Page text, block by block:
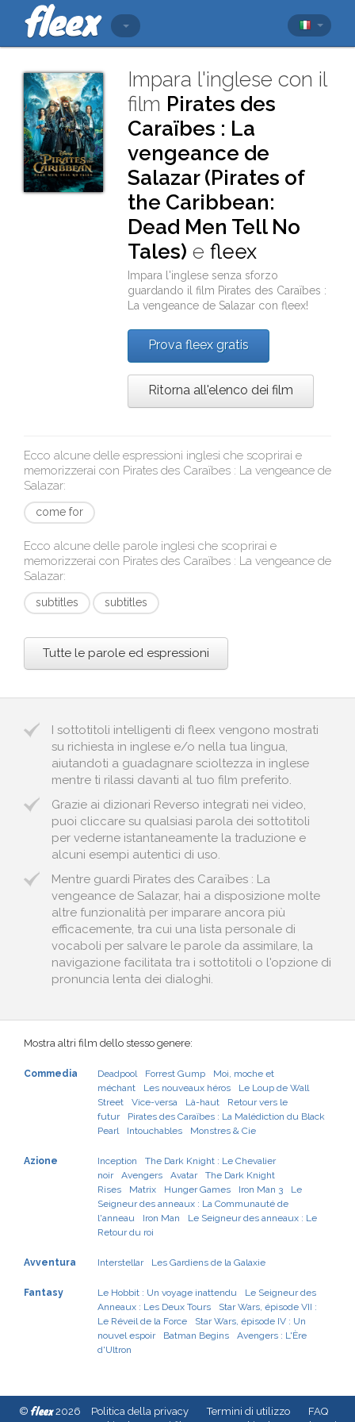
Impara l'inglese con il
film Pirates des
Caraïbes : La
vengeance de
Salazar (Pirates of
the Caribbean:
Dead Men Tell No
Tales) efleex
Impara l'inglese senza sforzo
guardando il film Pirates des Caraïbes :
La vengeance de Salazar confleex!
Prova fleex gratis
Ritorna all'elenco dei film
Ecco alcune delle espressioni inglesi che scoprirai e
memorizzerai con Pirates des Caraïbes : La vengeance de
Salazar:
come for
Ecco alcune delle parole inglesi che scoprirai e
memorizzerai con Pirates des Caraïbes : La vengeance de
Salazar:
subtitles subtitles
Tutte le parole ed espressioni
I sottotitoli intelligenti di fleex vengono mostrati
su richiesta in inglese e/o nella tua lingua,
aiutandoti a guadagnare scioltezza in inglese
mentre ti rilassi davanti al tuo film preferito.
Grazie ai dizionari Reverso integrati nei video,
puoi cliccare su qualsiasi parola dei sottotitoli
per vederne istantaneamente la traduzione e
alcuni esempi autentici di uso.
Mentre guardi Pirates des Caraïbes : La
vengeance de Salazar, hai a disposizione molte
altre funzionalità per imparare ancora più
efficacemente, tra cui una lista personale di
vocaboli per salvare le parole da assimilare, la
navigazione facilitata tra i sottotitoli o l'opzione di
pronuncia lenta dei dialoghi.
Mostra altri film dello stesso genere:
Commedia Deadpool Forrest Gump
Moi, moche et
méchant
Les nouveaux héros
Le Loup de Wall
Street
Vice-versa Là-haut
Retour vers le
futur
Pirates des Caraïbes : La Malédiction du Black
Pearl
Intouchables Monstres & Cie
Azione Inception
The Dark Knight : Le Chevalier
noir
Avengers Avatar
The Dark Knight
Rises
Matrix Hunger Games Iron Man 3
Le
Seigneur des anneaux : La Communauté de
l'anneau
Iron Man
Le Seigneur des anneaux : Le
Retour du roi
Avventura Interstellar Les Gardiens de la Galaxie
Fantasy Le Hobbit : Un voyage inattendu
Le Seigneur des
Anneaux : Les Deux Tours
Star Wars, épisode VII :
Le Réveil de la Force
Star Wars, épisode IV : Un
nouvel espoir
Batman Begins
Avengers : L'Ère
d'Ultron
© fleex2026 Politica della privacy Termini di utilizzo
FAQ